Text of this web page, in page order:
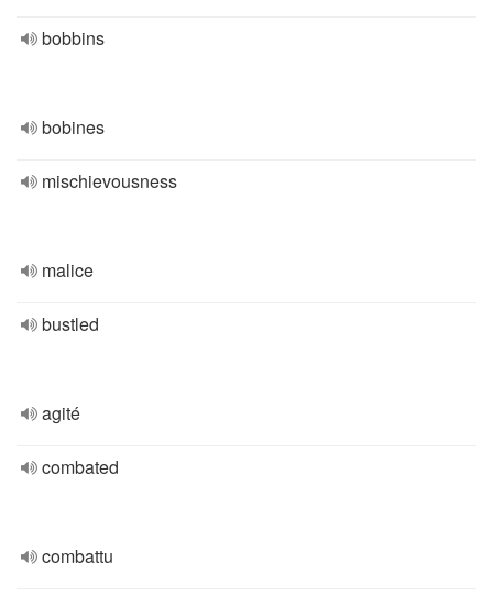
bobbins
bobines
mischievousness
malice
bustled
agité
combated
combattu